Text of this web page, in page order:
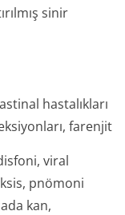
sinir
hastalıkları
farenjit
viral
pnömoni
kan,